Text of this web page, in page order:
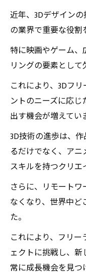
近年、3Dデザイン
の業界で重要な役割
特に映画やゲーム
リングの要素として
これにより、3Dフ
ントのニーズに応
出す機会が増えてい
3D技術の進歩は、
るだけでなく、ア
スキルを持つクリエ
さらに、リモート
なくなり、世界中
た。
これにより、フリ
ェクトに挑戦し、新
常に成長機会を見つ